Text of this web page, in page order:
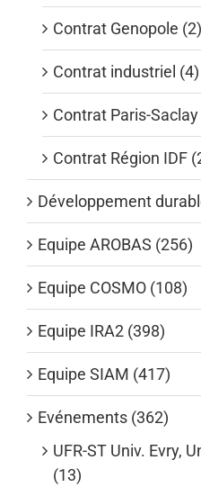
Contrat Genopole (2)
Contrat industriel (4)
Contrat Paris-Saclay
Contrat Région IDF
Développement
Equipe AROBAS (256)
Equipe COSMO (108)
Equipe IRA2 (398)
Equipe SIAM (417)
Evénements (362)
UFR-ST Univ. Evry,
(13)